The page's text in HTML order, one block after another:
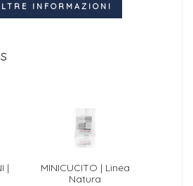
INFORMAZIONI
|
MINICUCITO | Linea
Natura